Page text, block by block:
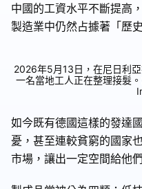
中國的工資水平不斷提高
製造業中仍然占據著「歷
2026年5月13日，在尼日利
一名當地工人正在整理接髮
如今既有德國這樣的發達
憂，甚至連較貧窮的國家
市場，讓出一定空間給他